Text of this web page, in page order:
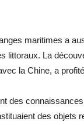
maritimes a
littoraux. La
la Chine, a
des
des